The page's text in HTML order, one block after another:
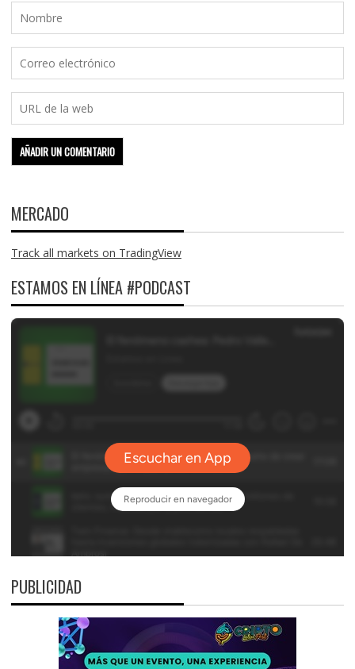
MERCADO
Track all markets on TradingView
ESTAMOS EN LÍNEA #PODCAST
PUBLICIDAD